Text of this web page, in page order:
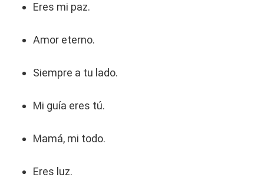
Eres mi paz.
Amor eterno.
Siempre a tu lado.
Mi guía eres tú.
Mamá, mi todo.
Eres luz.